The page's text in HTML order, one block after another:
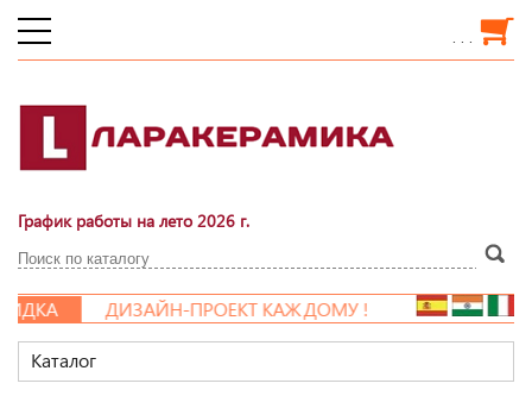
. . .
График работы на лето 2026 г.
ДИЗАЙН-ПРОЕКТ КАЖДОМУ !
Каталог